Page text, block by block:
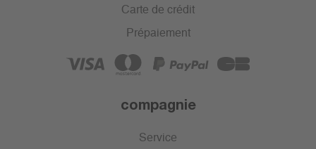
Carte de crédit
Prépaiement
compagnie
Service